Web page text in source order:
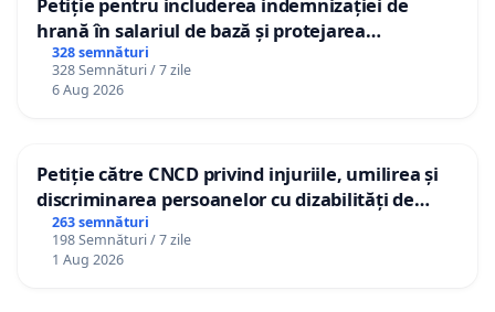
hrană în salariul de bază și protejarea
gradațiilor de vechime pentru asistenții
personali
328 semnături
328 Semnături / 7 zile
6 Aug 2026
Petiție către CNCD privind injuriile, umilirea și
discriminarea persoanelor cu dizabilități de
către utilizatorul TikTok „Gorici”
263 semnături
198 Semnături / 7 zile
1 Aug 2026